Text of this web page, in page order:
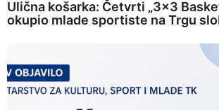
Ulična košarka: Četvrti „3×3
okupio mlade sportiste na Trgu